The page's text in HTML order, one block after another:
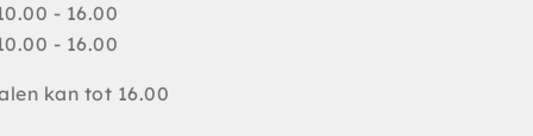
- 16.00
- 16.00
kan tot 16.00